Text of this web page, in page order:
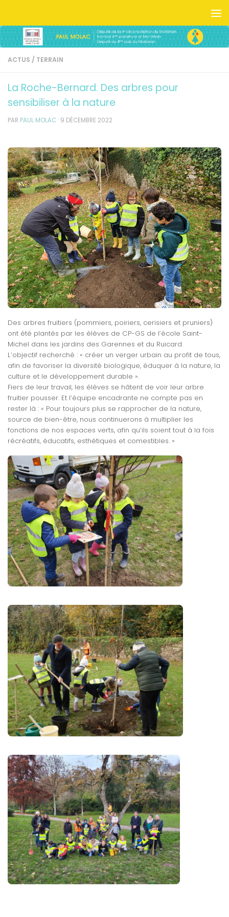
ACTUS / TERRAIN
La Roche-Bernard. Des arbres pour
sensibiliser à la nature
PAR PAUL MOLAC · 9 DÉCEMBRE 2022
Des arbres fruitiers (pommiers, poiriers, cerisiers et pruniers)
ont été plantés par les élèves de CP-GS de l’école Saint-
Michel dans les jardins des Garennes et du Ruicard.
L’objectif recherché : « créer un verger urbain au profit de tous,
afin de favoriser la diversité biologique, éduquer à la nature, la
culture et le développement durable ».
Fiers de leur travail, les élèves se hâtent de voir leur arbre
fruitier pousser. Et l’équipe encadrante ne compte pas en
rester là : « Pour toujours plus se rapprocher de la nature,
source de bien-être, nous continuerons à multiplier les
fonctions de nos espaces verts, afin qu’ils soient tout à la fois
récréatifs, éducatifs, esthétiques et comestibles. »